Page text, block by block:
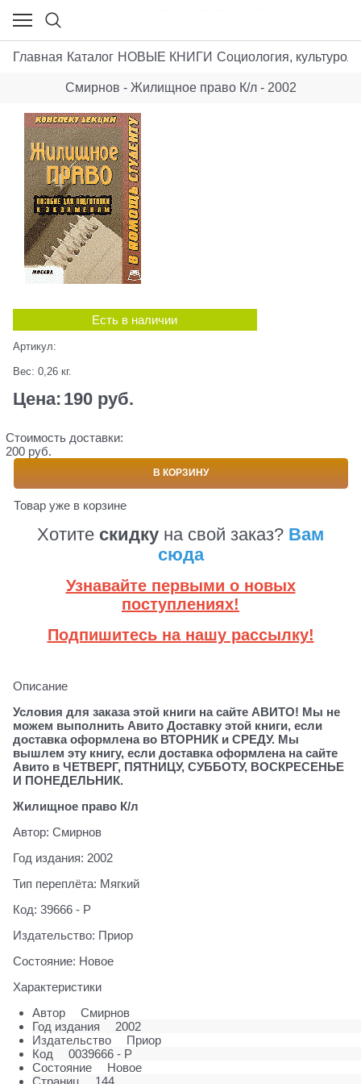
Главная Каталог НОВЫЕ КНИГИ Социология,
Смирнов - Жилищное право К/л - 2002
Есть в наличии
Артикул:
Вес: 0,26 кг.
Цена: 190 руб.
Стоимость доставки:
200 руб.
В КОРЗИНУ
Товар уже в корзине
Хотите скидку на свой заказ? Вам
сюда
Узнавайте первыми о новых
поступлениях!
Подпишитесь на нашу рассылку!
Описание
Условия для заказа этой книги на сайте АВИТО! Мы не
можем выполнить Авито Доставку этой книги, если
доставка оформлена во ВТОРНИК и СРЕДУ. Мы
вышлем эту книгу, если доставка оформлена на сайте
Авито в ЧЕТВЕРГ, ПЯТНИЦУ, СУББОТУ, ВОСКРЕСЕНЬЕ
И ПОНЕДЕЛЬНИК.
Жилищное право К/л
Автор: Смирнов
Год издания: 2002
Тип переплёта: Мягкий
Код: 39666 - Р
Издательство: Приор
Состояние: Новое
Характеристики
Автор
Смирнов
Год издания
2002
Издательство
Приор
Код
0039666 - Р
Состояние
Новое
Страниц
144